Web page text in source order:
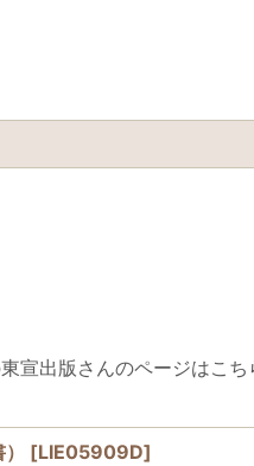
宣出版さんのページはこち
[LIE05909D]